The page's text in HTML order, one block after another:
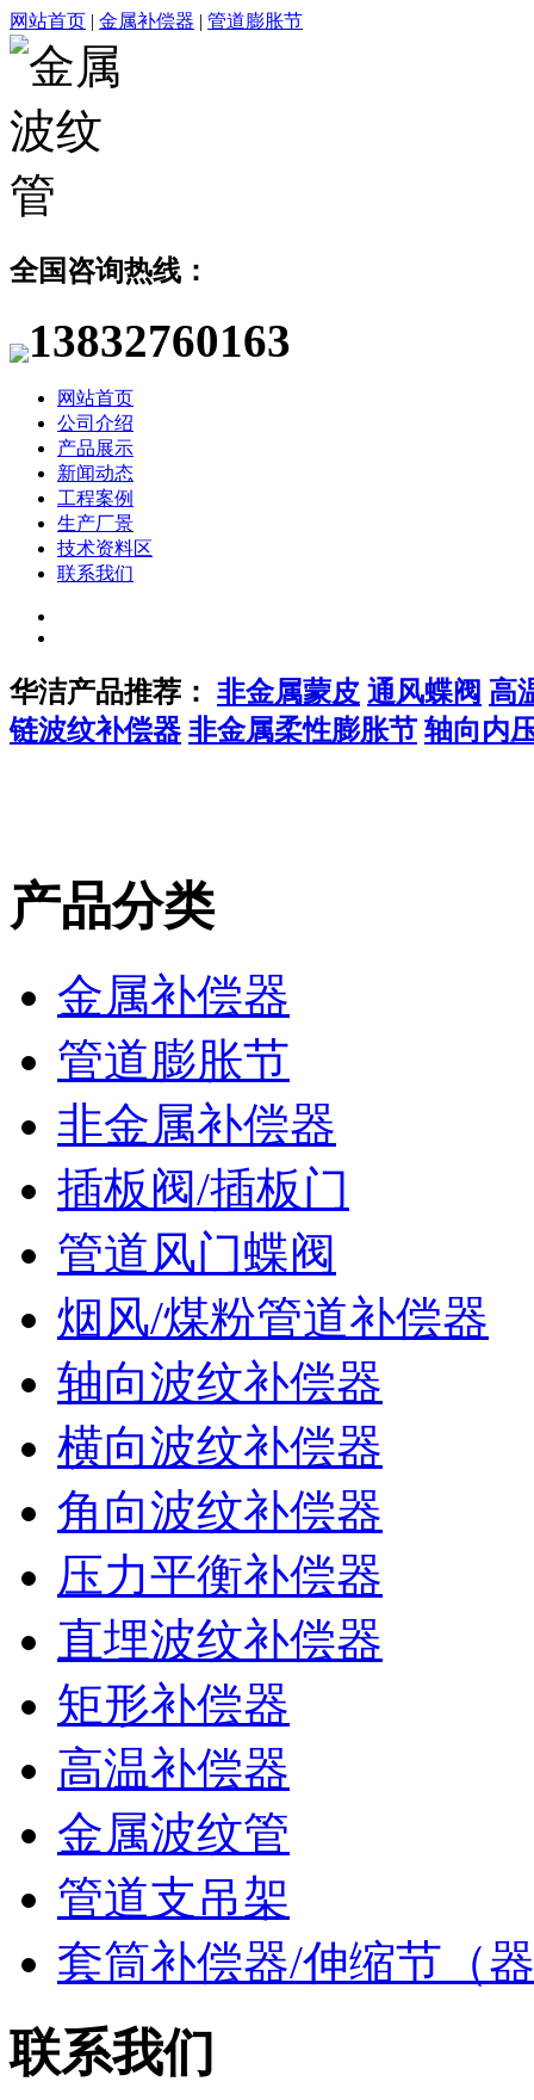
网站首页 | 金属补偿器 | 管道膨胀节
全国咨询热线：
13832760163
网站首页
公司介绍
产品展示
新闻动态
工程案例
生产厂景
技术资料区
联系我们
华洁产品推荐： 非金属蒙皮 通风蝶阀 高
链波纹补偿器 非金属柔性膨胀节 轴向内
产品分类
金属补偿器
管道膨胀节
非金属补偿器
插板阀/插板门
管道风门蝶阀
烟风/煤粉管道补偿器
轴向波纹补偿器
横向波纹补偿器
角向波纹补偿器
压力平衡补偿器
直埋波纹补偿器
矩形补偿器
高温补偿器
金属波纹管
管道支吊架
套筒补偿器/伸缩节（
联系我们